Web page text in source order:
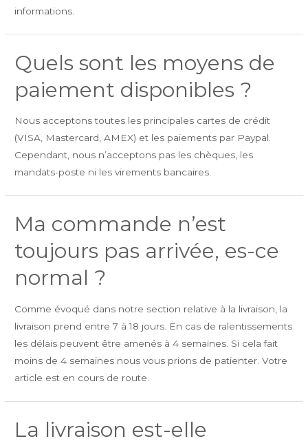
informations.
Quels sont les moyens de
paiement disponibles ?
Nous acceptons toutes les principales cartes de crédit
(VISA, Mastercard, AMEX) et les paiements par Paypal.
Cependant, nous n’acceptons pas les chèques, les
mandats-poste ni les virements bancaires.
Ma commande n’est
toujours pas arrivée, es-ce
normal ?
Comme évoqué dans notre section relative à la livraison, la
livraison prend entre 7 à 18 jours. En cas de ralentissements
les délais peuvent être amenés à 4 semaines. Si cela fait
moins de 4 semaines nous vous prions de patienter. Votre
article est en cours de route.
La livraison est-elle